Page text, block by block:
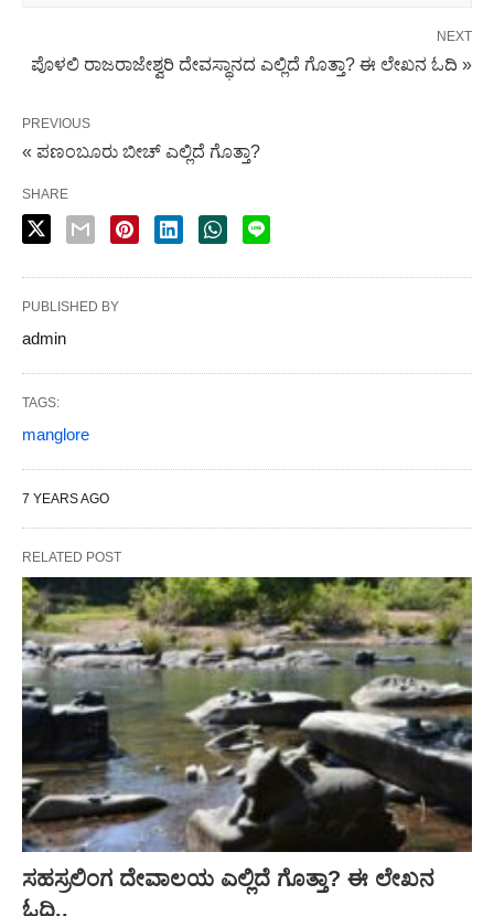
NEXT
ಪೊಳಲಿ ರಾಜರಾಜೇಶ್ವರಿ ದೇವಸ್ಥಾನದ ಎಲ್ಲಿದೆ ಗೊತ್ತಾ? ಈ ಲೇಖನ ಓದಿ »
PREVIOUS
« ಪಣಂಬೂರು ಬೀಚ್ ಎಲ್ಲಿದೆ ಗೊತ್ತಾ?
SHARE
PUBLISHED BY
admin
TAGS:
manglore
7 YEARS AGO
RELATED POST
ಸಹಸ್ರಲಿಂಗ ದೇವಾಲಯ ಎಲ್ಲಿದೆ ಗೊತ್ತಾ? ಈ ಲೇಖನ
ಓದಿ..